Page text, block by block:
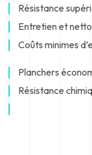
Résistance
Entretien et
Coûts minimes
Planchers
Résistance